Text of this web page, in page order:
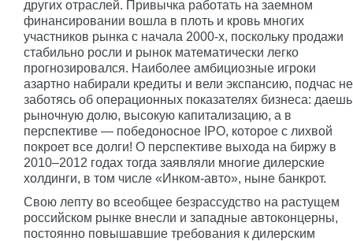
других отраслей. Привычка работать на заемном
финансировании вошла в плоть и кровь многих
участников рынка с начала 2000-х, поскольку продажи
стабильно росли и рынок математически легко
прогнозировался. Наиболее амбициозные игроки
азартно набирали кредиты и вели экспансию, подчас не
заботясь об операционных показателях бизнеса: даешь
рыночную долю, высокую капитализацию, а в
перспективе — победоносное IPO, которое с лихвой
покроет все долги! О перспективе выхода на биржу в
2010–2012 годах тогда заявляли многие дилерские
холдинги, в том числе «Инком-авто», ныне банкрот.
Свою лепту во всеобщее безрассудство на растущем
российском рынке внесли и западные автоконцерны,
постоянно повышавшие требования к дилерским